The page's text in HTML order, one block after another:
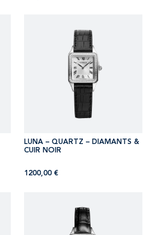
LUNA – QUARTZ – DIAMANTS &
CUIR NOIR
1200,00 €